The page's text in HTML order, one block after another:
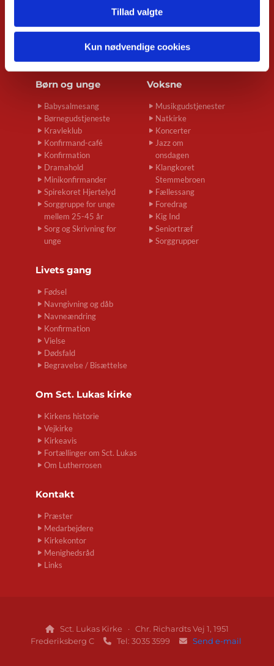
Tillad valgte
Kun nødvendige cookies
Menighedsrådsmøder
Børn og unge
Babysalmesang
Børnegudstjeneste
Kravleklub
Konfirmand-café
Konfirmation
Dramahold
Minikonfirmander
Spirekoret Hjertelyd
Sorggruppe for unge
mellem 25-45 år
Sorg og Skrivning for
unge
Voksne
Musikgudstjenester
Natkirke
Koncerter
Jazz om
onsdagen
Klangkoret
Stemmebroen
Fællessang
Foredrag
Kig Ind
Seniortræf
Sorggrupper
Livets gang
Fødsel
Navngivning og dåb
Navneændring
Konfirmation
Vielse
Dødsfald
Begravelse / Bisættelse
Om Sct. Lukas kirke
Kirkens historie
Vejkirke
Kirkeavis
Fortællinger om Sct. Lukas
Om Lutherrosen
Kontakt
Præster
Medarbejdere
Kirkekontor
Menighedsråd
Links

Sct. Lukas Kirke · Chr. Richardts Vej 1, 1951
Frederiksberg C
 Tel: 3035 3599  Send e-mail